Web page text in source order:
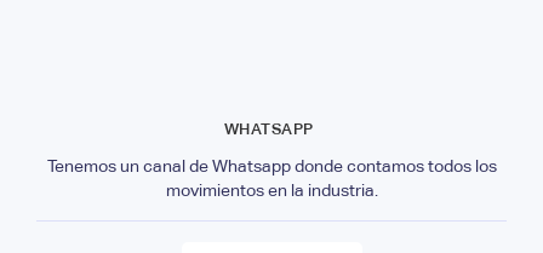
WHATSAPP
Tenemos un canal de Whatsapp donde contamos todos los
movimientos en la industria.